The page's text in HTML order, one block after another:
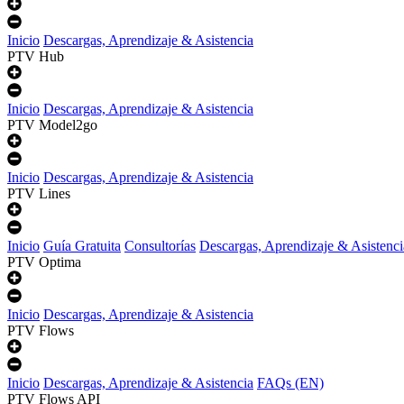
Inicio Descargas, Aprendizaje & Asistencia
PTV Hub
Inicio Descargas, Aprendizaje & Asistencia
PTV Model2go
Inicio Descargas, Aprendizaje & Asistencia
PTV Lines
Inicio Guía Gratuita Consultorías Descargas, Aprendizaje &
PTV Optima
Inicio Descargas, Aprendizaje & Asistencia
PTV Flows
Inicio Descargas, Aprendizaje & Asistencia FAQs (EN)
PTV Flows API